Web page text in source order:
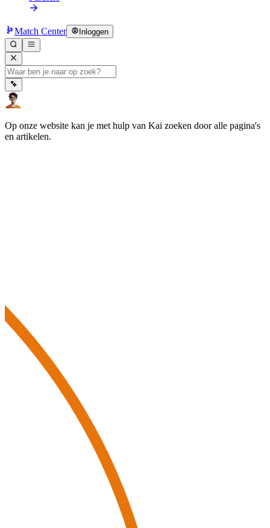
Match Center Inloggen
Op onze website kan je met hulp van Kai zoeken door alle pagina's
en artikelen.